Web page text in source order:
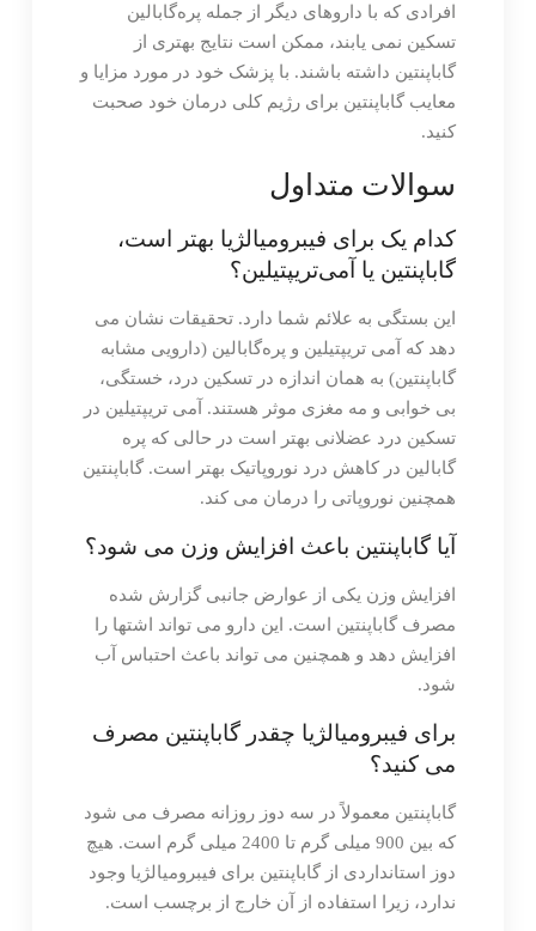
افرادی که با داروهای دیگر از جمله پره‌گابالین
تسکین نمی یابند، ممکن است نتایج بهتری از
گاباپنتین داشته باشند. با پزشک خود در مورد مزایا و
معایب گاباپنتین برای رژیم کلی درمان خود صحبت
کنید.
سوالات متداول
کدام یک برای فیبرومیالژیا بهتر است،
گاباپنتین یا آمی‌تریپتیلین؟
این بستگی به علائم شما دارد. تحقیقات نشان می
دهد که آمی تریپتیلین و پره‌گابالین (دارویی مشابه
گاباپنتین) به همان اندازه در تسکین درد، خستگی،
بی خوابی و مه مغزی موثر هستند. آمی تریپتیلین در
تسکین درد عضلانی بهتر است در حالی که پره
گابالین در کاهش درد نوروپاتیک بهتر است. گاباپنتین
همچنین نوروپاتی را درمان می کند.
آیا گاباپنتین باعث افزایش وزن می شود؟
افزایش وزن یکی از عوارض جانبی گزارش شده
مصرف گاباپنتین است. این دارو می تواند اشتها را
افزایش دهد و همچنین می تواند باعث احتباس آب
شود.
برای فیبرومیالژیا چقدر گاباپنتین مصرف
می کنید؟
گاباپنتین معمولاً در سه دوز روزانه مصرف می شود
که بین 900 میلی گرم تا 2400 میلی گرم است. هیچ
دوز استانداردی از گاباپنتین برای فیبرومیالژیا وجود
ندارد، زیرا استفاده از آن خارج از برچسب است.